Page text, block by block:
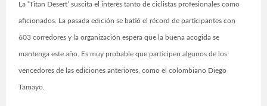
La ‘Titan Desert’ suscita el interés tanto de ciclistas profesionales como
aficionados. La pasada edición se batió el récord de participantes con
603 corredores y la organización espera que la buena acogida se
mantenga este año. Es muy probable que participen algunos de los
vencedores de las ediciones anteriores, como el colombiano Diego
Tamayo.